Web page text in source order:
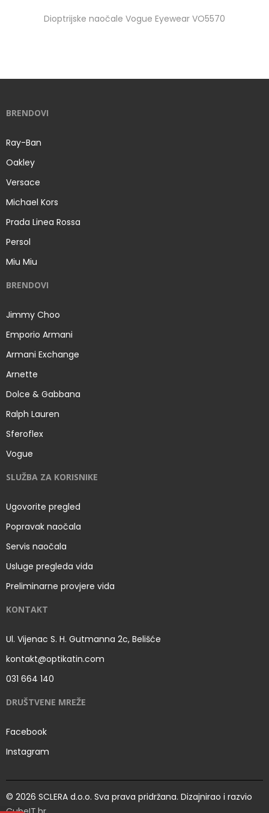
Dioptrijske naočale Vogue Eyewear VO5570
BRENDOVI
Ray-Ban
Oakley
Versace
Michael Kors
Prada Linea Rossa
Persol
Miu Miu
BRENDOVI
Jimmy Choo
Emporio Armani
Armani Exchange
Arnette
Dolce & Gabbana
Ralph Lauren
Sferoflex
Vogue
SLUŽBA ZA KORISNIKE
Ugovorite pregled
Popravak naočala
Servis naočala
Usluge pregleda vida
Preliminarne provjere vida
KONTAKT
Ul. Vijenac S. H. Gutmanna 2c, Belišće
kontakt@optikatin.com
031 664 140
DRUŠTVENE MREŽE
Facebook
Instagram
© 2026 SCLERA d.o.o. Sva prava pridržana. Dizajnirao i razvio